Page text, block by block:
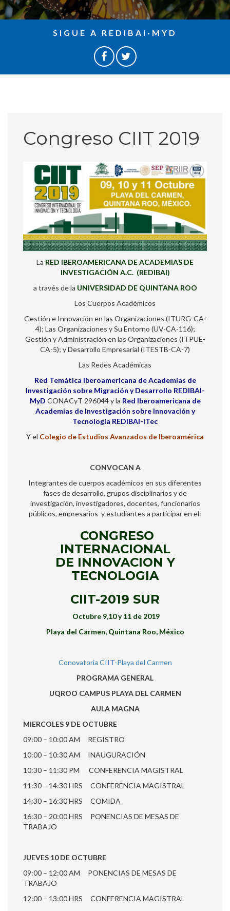
SIGUE A REDIBAI·MYD
Congreso CIIT 2019
La RED IBEROAMERICANA DE ACADEMIAS DE
INVESTIGACIÓN A.C. (REDIBAI)
a través de la UNIVERSIDAD DE QUINTANA ROO
Los Cuerpos Académicos
Gestión e Innovación en las Organizaciones (ITURG-CA-
4); Las Organizaciones y Su Entorno (UV-CA-116);
Gestión y Administración en las Organizaciones (ITPUE-
CA-5); y Desarrollo Empresarial (ITESTB-CA-7)
Las Redes Académicas
Red Temática Iberoamericana de Academias de
Investigación sobre Migración y Desarrollo REDIBAI-
MyD CONACyT 296044 y la Red Iberoamericana de
Academias de Investigación sobre Innovación y
Tecnología REDIBAI-ITec
Y el Colegio de Estudios Avanzados de Iberoamérica
CONVOCAN A
Integrantes de cuerpos académicos en sus diferentes
fases de desarrollo, grupos disciplinarios y de
investigación, investigadores, docentes, funcionarios
públicos, empresarios y estudiantes a participar en el:
CONGRESO
INTERNACIONAL
DE INNOVACION Y
TECNOLOGIA
CIIT-2019 SUR
Octubre 9,10 y 11 de 2019
Playa del Carmen, Quintana Roo, México
Conovatoria CIIT-Playa del Carmen
PROGRAMA GENERAL
UQROO CAMPUS PLAYA DEL CARMEN
AULA MAGNA
MIERCOLES 9 DE OCTUBRE
09:00 – 10:00 AM REGISTRO
10:00 – 10:30 AM INAUGURACIÓN
10:30 – 11:30 PM CONFERENCIA MAGISTRAL
11:30 – 14:30 HRS CONFERENCIA MAGISTRAL
14:30 – 16:30 HRS COMIDA
16:30 – 20:00 HRS PONENCIAS DE MESAS DE
TRABAJO
JUEVES 10 DE OCTUBRE
09:00 – 12:00 AM PONENCIAS DE MESAS DE
TRABAJO
12:00 – 13:00 HRS CONFERENCIA MAGISTRAL